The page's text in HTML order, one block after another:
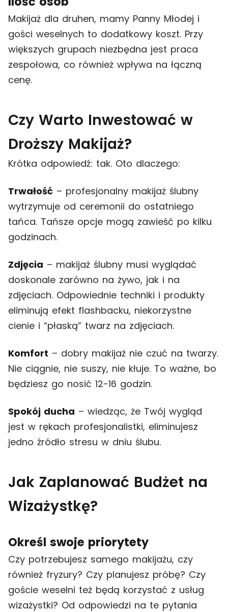
Makijaż dla druhen, mamy Panny Młodej i
gości weselnych to dodatkowy koszt. Przy
większych grupach niezbędna jest praca
zespołowa, co również wpływa na łączną
cenę.
Czy Warto Inwestować w
Droższy Makijaż?
Krótka odpowiedź: tak. Oto dlaczego:
Trwałość – profesjonalny makijaż ślubny
wytrzymuje od ceremonii do ostatniego
tańca. Tańsze opcje mogą zawieść po kilku
godzinach.
Zdjęcia – makijaż ślubny musi wyglądać
doskonale zarówno na żywo, jak i na
zdjęciach. Odpowiednie techniki i produkty
eliminują efekt flashbacku, niekorzystne
cienie i “płaską” twarz na zdjęciach.
Komfort – dobry makijaż nie czuć na twarzy.
Nie ciągnie, nie suszy, nie kłuje. To ważne, bo
będziesz go nosić 12-16 godzin.
Spokój ducha – wiedząc, że Twój wygląd
jest w rękach profesjonalistki, eliminujesz
jedno źródło stresu w dniu ślubu.
Jak Zaplanować Budżet na
Wizażystkę?
Określ swoje priorytety
Czy potrzebujesz samego makijażu, czy
również fryzury? Czy planujesz próbę? Czy
goście weselni też będą korzystać z usług
wizażystki? Od odpowiedzi na te pytania